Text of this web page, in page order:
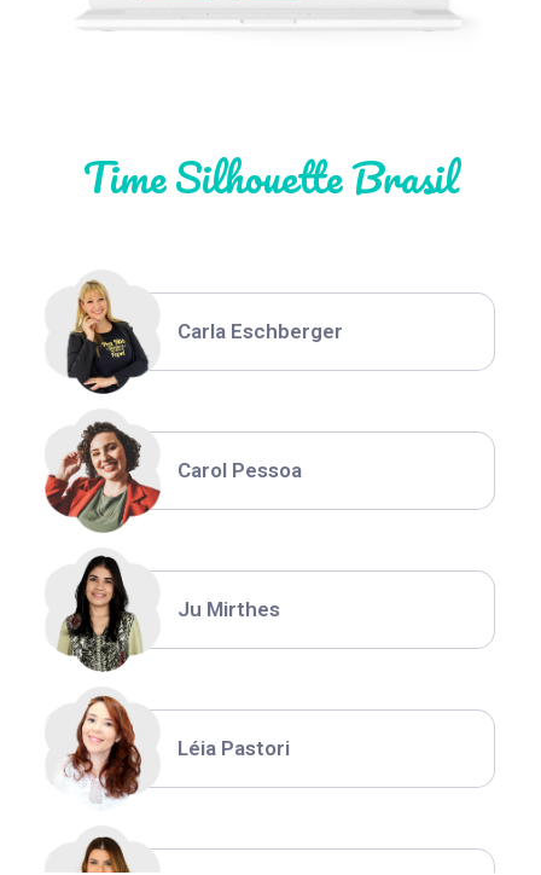
Time Silhouette Brasil
Thiara Ney
Carla Eschberger
Carol Pessoa
Ju Mirthes
Léia Pastori